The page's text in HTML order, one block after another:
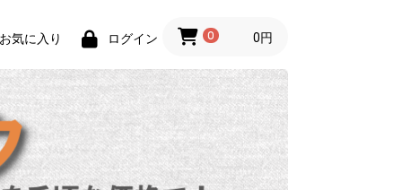
気に入り ログイン 0 0円